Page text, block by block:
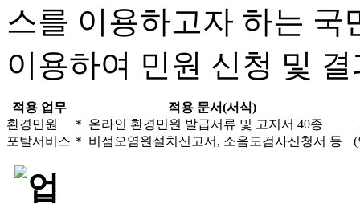
스를 이용하고자 하는 국
이용하여 민원 신청 및
적용 업무
적용 문서(서식)
환경민원
포탈서비스
＊ 온라인 환경민원 발급서류 및 고지서 40종
＊ 비점오염원설치신고서, 소음도검사신청서 등
(